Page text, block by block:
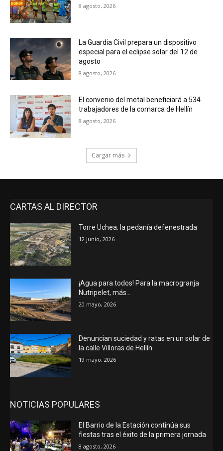
8 agosto, 2026
La Guardia Civil prepara un dispositivo
especial para el eclipse solar del 12 de
agosto
8 agosto, 2026
El convenio del metal beneficiará a 534
trabajadores de la comarca de Hellín
8 agosto, 2026
Cargar más
CARTAS AL DIRECTOR
Torre Uchea: la pedanía defenestrada
12 junio, 2026
¡Agua para todos! Para la macrogranja
Nutripelet, más…
20 mayo, 2026
Denuncian suciedad y ratas en un solar de
la calle Villoras de Hellín
19 mayo, 2026
NOTICIAS POPULARES
El Barrio de la Estación continúa sus
fiestas tras el éxito de la primera jornada
8 agosto, 2026